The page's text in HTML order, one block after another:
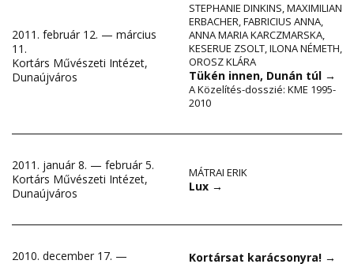
2011. február 12. — március
11.
Kortárs Művészeti Intézet,
Dunaújváros
STEPHANIE DINKINS,MAXIMILIAN
ERBACHER,FABRICIUS ANNA,
ANNA MARIA KARCZMARSKA,
KESERUE ZSOLT,ILONA NÉMETH,
OROSZ KLÁRA
Tükén innen, Dunán túl →
A Közelítés-dosszié: KME 1995-
2010
2011. január 8. — február 5.
Kortárs Művészeti Intézet,
Dunaújváros
MÁTRAI ERIK
Lux →
2010. december 17. —
Kortársat karácsonyra! →